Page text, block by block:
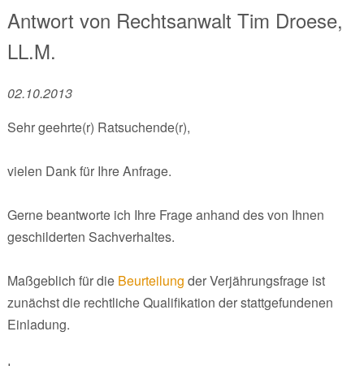
Antwort von Rechtsanwalt Tim Droese,
LL.M.
02.10.2013
Sehr geehrte(r) Ratsuchende(r),
vielen Dank für Ihre Anfrage.
Gerne beantworte ich Ihre Frage anhand des von Ihnen
geschilderten Sachverhaltes.
Maßgeblich für die Beurteilung der Verjährungsfrage ist
zunächst die rechtliche Qualifikation der stattgefundenen
Einladung.